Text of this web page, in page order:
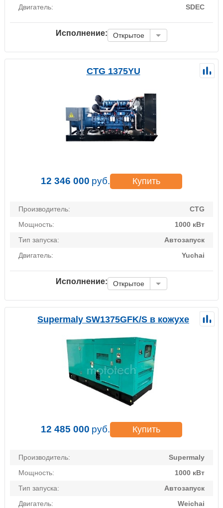
Двигатель:
SDEC
Исполнение: Открытое
CTG 1375YU
12 346 000 руб. Купить
Производитель:
CTG
Мощность:
1000 кВт
Тип запуска:
Автозапуск
Двигатель:
Yuchai
Исполнение: Открытое
Supermaly SW1375GFK/S в кожухе
12 485 000 руб. Купить
Производитель:
Supermaly
Мощность:
1000 кВт
Тип запуска:
Автозапуск
Двигатель:
Weichai